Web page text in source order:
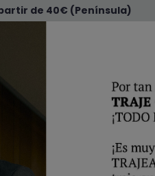
de 40€ (Península)